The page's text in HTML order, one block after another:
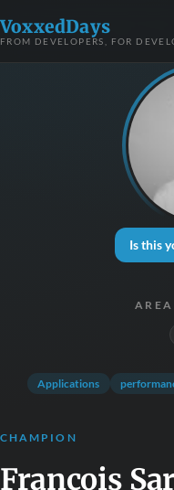
VoxxedDays
FROM DEVELOPERS, FOR
Is this
AREA
Applications
CHAMPION
François